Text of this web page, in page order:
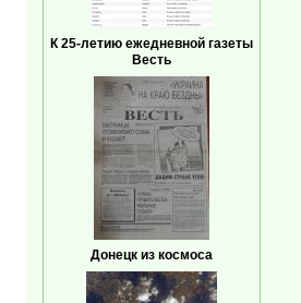
К 25-летию ежедневной газеты
Весть
Донецк из космоса